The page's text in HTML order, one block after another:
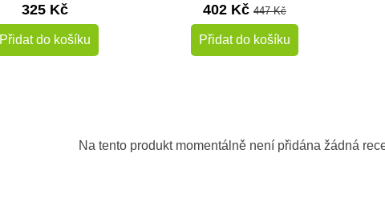
325 Kč
Přidat do košíku
402 Kč 447 Kč
Přidat do košíku
Na tento produkt momentálně není přidána žádná